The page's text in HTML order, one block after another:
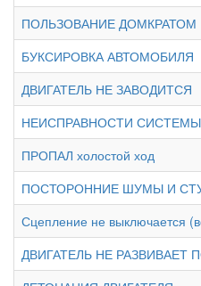
ПОЛЬЗОВАНИЕ ДОМКРАТОМ
БУКСИРОВКА АВТОМОБИЛЯ
ДВИГАТЕЛЬ НЕ ЗАВОДИТСЯ
НЕИСПРАВНОСТИ
ПРОПАЛ холостой ход
ПОСТОРОННИЕ ШУМЫ И
Сцепление не выключается
ДВИГАТЕЛЬ НЕ